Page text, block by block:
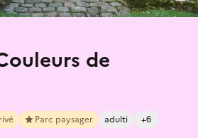
de
Parc paysager adulti +6